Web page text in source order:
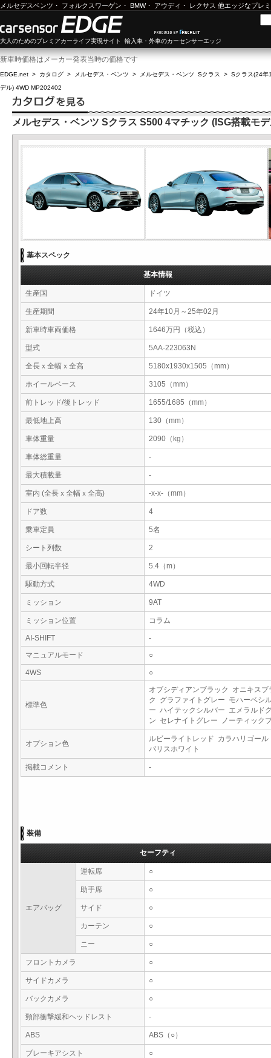
メルセデスベンツ ・ フォルクスワーゲン ・ BMW・ アウディ ・ レクサス 他エッジなプレ
大人のためのプレミアカーライフ実現サイト 輸入車・外車のカーセンサーエッジ
新車時価格はメーカー発表当時の価格です
EDGE.net > カタログ > メルセデス・ベンツ > メルセデス・ベンツ Sクラス > Sクラス(24年
デル) 4WD MP202402
メルセデス・ベンツ Sクラス S500 4マチック (ISG搭載モ
基本スペック
基本情報
生産国 ドイツ
生産期間 24年10月～25年02月
新車時車両価格 1646万円（税込）
型式 5AA-223063N
全長ｘ全幅ｘ全高 5180x1930x1505（mm）
ホイールベース 3105（mm）
前トレッド/後トレッド 1655/1685（mm）
最低地上高 130（mm）
車体重量 2090（kg）
車体総重量 -
最大積載量 -
室内 (全長ｘ全幅ｘ全高) -x-x-（mm）
ドア数 4
乗車定員 5名
シート列数 2
最小回転半径 5.4（m）
駆動方式 4WD
ミッション 9AT
ミッション位置 コラム
AI-SHIFT
-
マニュアルモード
○
4WS ○
標準色
オブシディアンブラック オニキスブ
ク グラファイトグレー モハーベシ
ー ハイテックシルバー エメラルド
ン セレナイトグレー ノーティック
オプション色
ルビーライトレッド カラハリゴー
パリスホワイト
掲載コメント -
装備
セーフティ
エアバッグ
運転席 ○
助手席 ○
サイド ○
カーテン ○
ニー ○
フロントカメラ ○
サイドカメラ ○
バックカメラ ○
頸部衝撃緩和ヘッドレスト -
ABS ABS（○）
ブレーキアシスト ○